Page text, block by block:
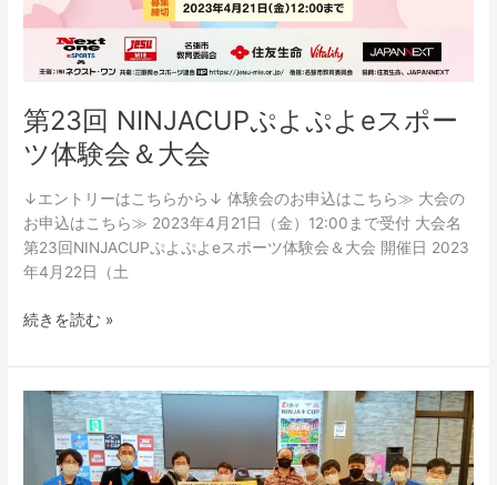
第23回 NINJACUPぷよぷよeスポー
ツ体験会＆大会
↓エントリーはこちらから↓ 体験会のお申込はこちら≫ 大会の
お申込はこちら≫ 2023年4月21日（金）12:00まで受付 大会名
第23回NINJACUPぷよぷよeスポーツ体験会＆大会 開催日 2023
年4月22日（土
続きを読む »
NINJACUP